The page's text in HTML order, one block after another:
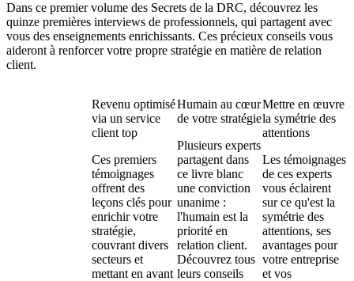
Dans ce premier volume des Secrets de la DRC, découvrez les
quinze premières interviews de professionnels, qui partagent avec
vous des enseignements enrichissants. Ces précieux conseils vous
aideront à renforcer votre propre stratégie en matière de relation
client.
Revenu optimisé
via un service
client top
Ces premiers
témoignages
offrent des
leçons clés pour
enrichir votre
stratégie,
couvrant divers
secteurs et
mettant en avant
Humain au cœur
de votre stratégie
Plusieurs experts
partagent dans
ce livre blanc
une conviction
unanime :
l'humain est la
priorité en
relation client.
Découvrez tous
leurs conseils
Mettre en œuvre
la symétrie des
attentions
Les témoignages
de ces experts
vous éclairent
sur ce qu'est la
symétrie des
attentions, ses
avantages pour
votre entreprise
et vos